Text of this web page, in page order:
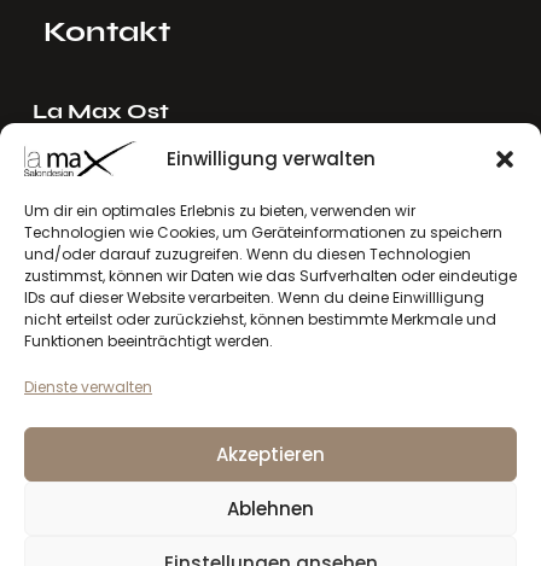
Einwilligung verwalten
Um dir ein optimales Erlebnis zu bieten, verwenden wir
Technologien wie Cookies, um Geräteinformationen zu speichern
und/oder darauf zuzugreifen. Wenn du diesen Technologien
zustimmst, können wir Daten wie das Surfverhalten oder eindeutige
IDs auf dieser Website verarbeiten. Wenn du deine Einwillligung
nicht erteilst oder zurückziehst, können bestimmte Merkmale und
Funktionen beeinträchtigt werden.
Dienste verwalten
Akzeptieren
Ablehnen
Kontakt
La Max Ost
Ing. Reinhard Mayer e.U.
Stadlgasse 4
2122 Riedenthal, Austria
E-Mail:mayer[at]lamax.at
+436643432630
La Max West
Andreas Larcher e.U.
6410 Telfs, Austria
larcher[at]lamax.at